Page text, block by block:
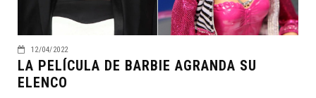
12/04/2022
LA PELÍCULA DE BARBIE AGRANDA SU
ELENCO